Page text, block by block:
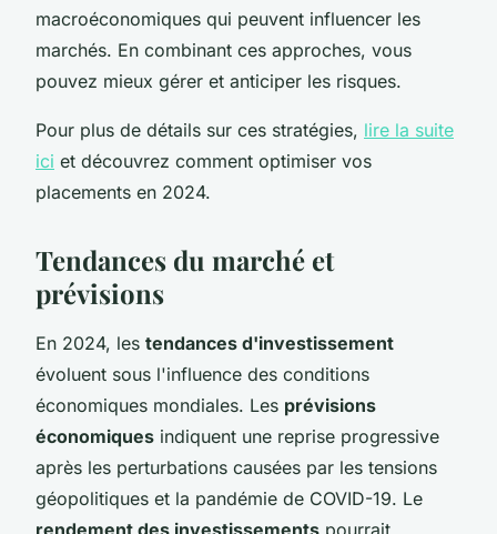
macroéconomiques qui peuvent influencer les
marchés. En combinant ces approches, vous
pouvez mieux gérer et anticiper les risques.
Pour plus de détails sur ces stratégies, lire la suite
ici et découvrez comment optimiser vos
placements en 2024.
Tendances du marché et
prévisions
En 2024, les tendances d'investissement
évoluent sous l'influence des conditions
économiques mondiales. Les prévisions
économiques indiquent une reprise progressive
après les perturbations causées par les tensions
géopolitiques et la pandémie de COVID-19. Le
rendement des investissements pourrait